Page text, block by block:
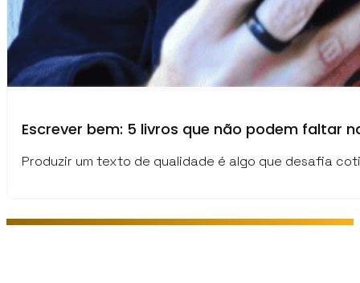
Escrever bem: 5 livros que não podem faltar
Produzir um texto de qualidade é algo que desafia